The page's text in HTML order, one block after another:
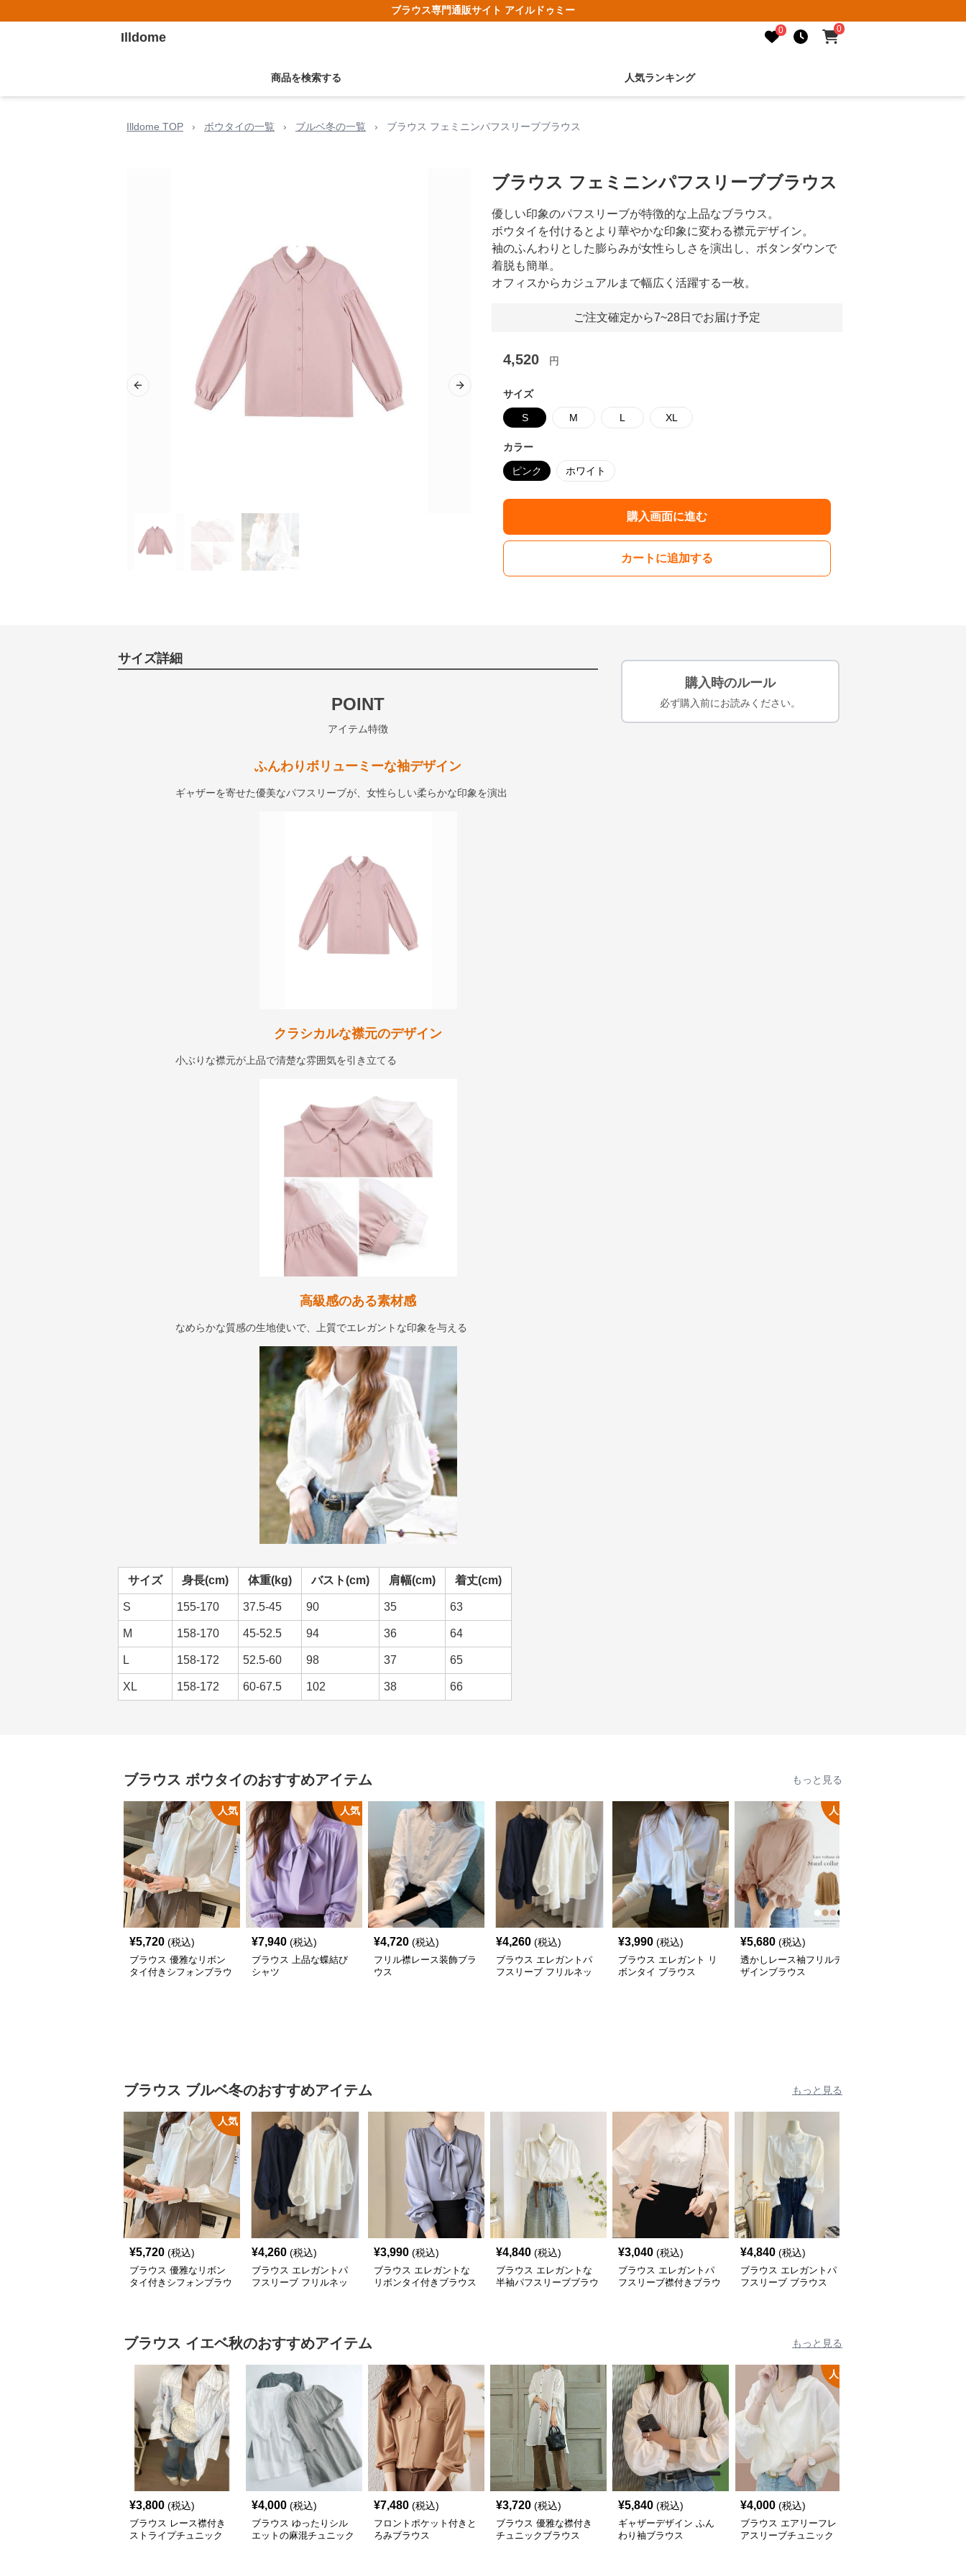
ブラウス専門通販サイト アイルドゥミー
Illdome 0 0
商品を検索する 人気ランキング
Illdome TOP › ボウタイの一覧 › ブルベ冬の一覧 › ブラウス フェミニンパフスリーブブラウス
Previous slide Next slide
ブラウス フェミニンパフスリーブブラウス
優しい印象のパフスリーブが特徴的な上品なブラウス。
ボウタイを付けるとより華やかな印象に変わる襟元デザイン。
袖のふんわりとした膨らみが女性らしさを演出し、ボタンダウンで
着脱も簡単。
オフィスからカジュアルまで幅広く活躍する一枚。
ご注文確定から7~28日でお届け予定
4,520 円
サイズ
S M L XL
カラー
ピンク ホワイト
購入画面に進む
カートに追加する
サイズ詳細
POINT
アイテム特徴
ふんわりボリューミーな袖デザイン
ギャザーを寄せた優美なパフスリーブが、女性らしい柔らかな印象を演出
クラシカルな襟元のデザイン
小ぶりな襟元が上品で清楚な雰囲気を引き立てる
高級感のある素材感
なめらかな質感の生地使いで、上質でエレガントな印象を与える
サイズ 身長(cm) 体重(kg) バスト(cm) 肩幅(cm) 着丈(cm)
S 155-170 37.5-45 90 35 63
M 158-170 45-52.5 94 36 64
L 158-172 52.5-60 98 37 65
XL 158-172 60-67.5 102 38 66
購入時のルール
必ず購入前にお読みください。
ブラウス ボウタイのおすすめアイテム もっと見る
人気
¥5,720 (税込)
ブラウス 優雅なリボン
タイ付きシフォンブラウ
人気
¥7,940 (税込)
ブラウス 上品な蝶結び
シャツ
¥4,720 (税込)
フリル襟レース装飾ブラ
ウス
¥4,260 (税込)
ブラウス エレガントパ
フスリーブ フリルネッ
¥3,990 (税込)
ブラウス エレガント リ
ボンタイ ブラウス
人気
¥5,680 (税込)
透かしレース袖フリルデ
ザインブラウス
ブラウス ブルベ冬のおすすめアイテム もっと見る
人気
¥5,720 (税込)
ブラウス 優雅なリボン
タイ付きシフォンブラウ
¥4,260 (税込)
ブラウス エレガントパ
フスリーブ フリルネッ
¥3,990 (税込)
ブラウス エレガントな
リボンタイ付きブラウス
¥4,840 (税込)
ブラウス エレガントな
半袖パフスリーブブラウ
¥3,040 (税込)
ブラウス エレガントパ
フスリーブ襟付きブラウ
¥4,840 (税込)
ブラウス エレガントパ
フスリーブ ブラウス
ブラウス イエベ秋のおすすめアイテム もっと見る
¥3,800 (税込)
ブラウス レース襟付き
ストライプチュニック
¥4,000 (税込)
ブラウス ゆったりシル
エットの麻混チュニック
¥7,480 (税込)
フロントポケット付きと
ろみブラウス
¥3,720 (税込)
ブラウス 優雅な襟付き
チュニックブラウス
¥5,840 (税込)
ギャザーデザイン ふん
わり袖ブラウス
人気
¥4,000 (税込)
ブラウス エアリーフレ
アスリーブチュニック